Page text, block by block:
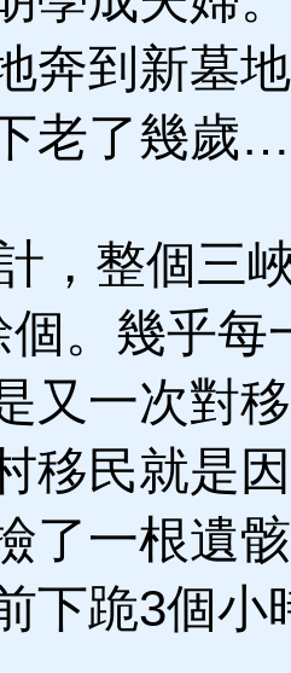
奔到新墓
老了幾
，整個三
個。幾乎每
又一次對
移民就是
了一根遺
下跪3個小